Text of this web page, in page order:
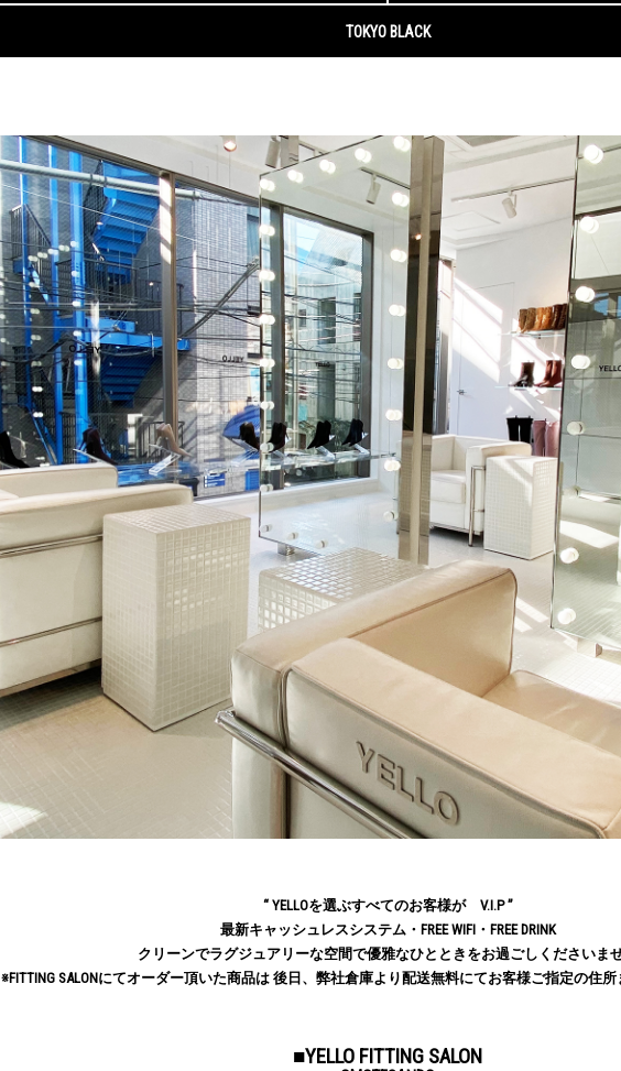
“ YELLOを選ぶすべてのお客様が V.I.P ”
最新キャッシュレスシステム・FREE WIFI・FREE DRINK
クリーンでラグジュアリーな空間で優雅なひとときをお過ごしくださいませ
※FITTING SALONにてオーダー頂いた商品は 後日、弊社倉庫より配送無料にてお客様ご指定の住所
■YELLO FITTING SALON